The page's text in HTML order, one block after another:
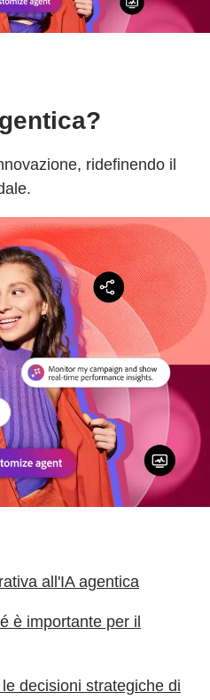
ridefinendo il
all'IA agentica
è importante per il
decisioni strategiche di